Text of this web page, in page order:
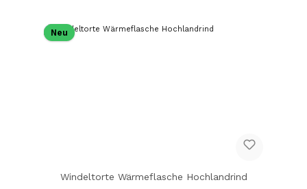
Neu
Windeltorte Wärmeflasche Hochlandrind